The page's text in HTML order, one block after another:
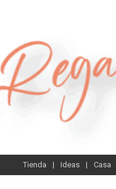
Tienda Ideas Casa